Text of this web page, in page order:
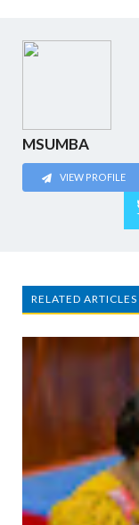
MSUMBA
VIEW PROFILE
RELATED ARTICLES